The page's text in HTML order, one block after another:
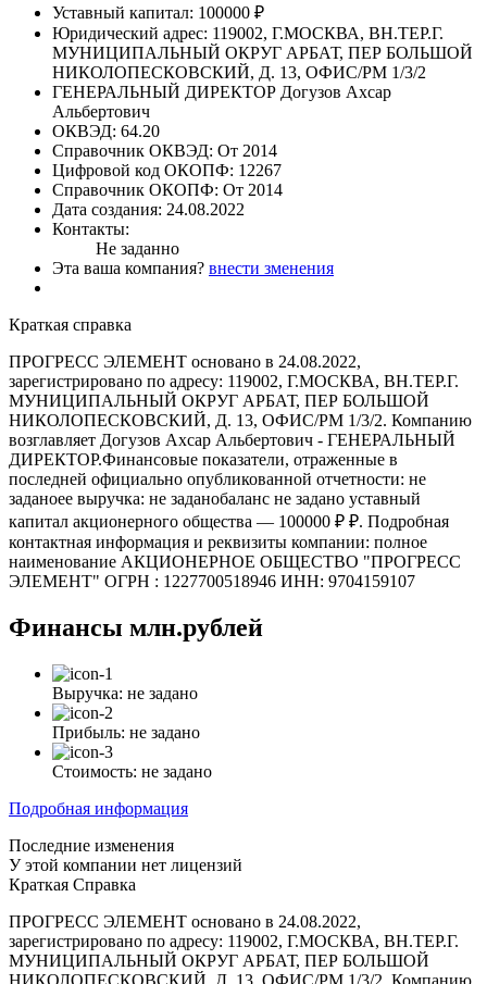
Уставный капитал: 100000 ₽
Юридический адрес: 119002, Г.МОСКВА, ВН.ТЕР.Г.
МУНИЦИПАЛЬНЫЙ ОКРУГ АРБАТ, ПЕР БОЛЬШОЙ
НИКОЛОПЕСКОВСКИЙ, Д. 13, ОФИС/РМ 1/3/2
ГЕНЕРАЛЬНЫЙ ДИРЕКТОР Догузов Ахсар
Альбертович
ОКВЭД: 64.20
Справочник ОКВЭД: От 2014
Цифровой код ОКОПФ: 12267
Справочник ОКОПФ: От 2014
Дата создания: 24.08.2022
Контакты:
Не заданно
Эта ваша компания? внести зменения
Краткая справка
ПРОГРЕСС ЭЛЕМЕНТ основано в 24.08.2022,
зарегистрировано по адресу: 119002, Г.МОСКВА, ВН.ТЕР.Г.
МУНИЦИПАЛЬНЫЙ ОКРУГ АРБАТ, ПЕР БОЛЬШОЙ
НИКОЛОПЕСКОВСКИЙ, Д. 13, ОФИС/РМ 1/3/2. Компанию
возглавляет Догузов Ахсар Альбертович - ГЕНЕРАЛЬНЫЙ
ДИРЕКТОР.Финансовые показатели, отраженные в
последней официально опубликованной отчетности: не
заданоее выручка: не заданобаланс не задано уставный
капитал акционерного общества — 100000 ₽ ₽. Подробная
контактная информация и реквизиты компании: полное
наименование АКЦИОНЕРНОЕ ОБЩЕСТВО "ПРОГРЕСС
ЭЛЕМЕНТ" ОГРН : 1227700518946 ИНН: 9704159107
Финансы млн.рублей
Выручка: не задано
Прибыль: не задано
Стоимость: не задано
Подробная информация
Последние изменения
У этой компании нет лицензий
Краткая Справка
ПРОГРЕСС ЭЛЕМЕНТ основано в 24.08.2022,
зарегистрировано по адресу: 119002, Г.МОСКВА, ВН.ТЕР.Г.
МУНИЦИПАЛЬНЫЙ ОКРУГ АРБАТ, ПЕР БОЛЬШОЙ
НИКОЛОПЕСКОВСКИЙ, Д. 13, ОФИС/РМ 1/3/2. Компанию